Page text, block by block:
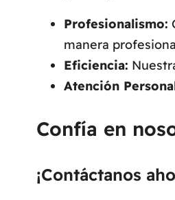
Profesionalismo:
manera
Eficiencia:
Atención
Confía en
¡Contáctanos